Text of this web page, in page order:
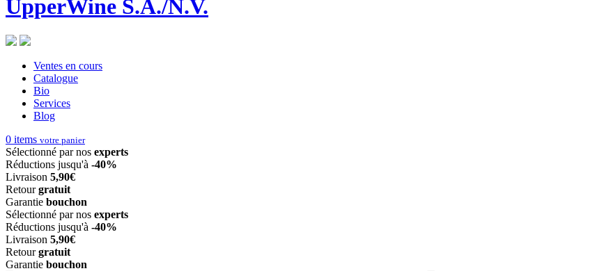
UpperWine S.A./N.V.
Ventes en cours
Catalogue
Bio
Services
Blog
0 items votre panier
Sélectionné par nos experts
Réductions jusqu'à -40%
Livraison 5,90€
Retourgratuit
Garantie bouchon
Sélectionné par nos experts
Réductions jusqu'à -40%
Livraison 5,90€
Retourgratuit
Garantie bouchon